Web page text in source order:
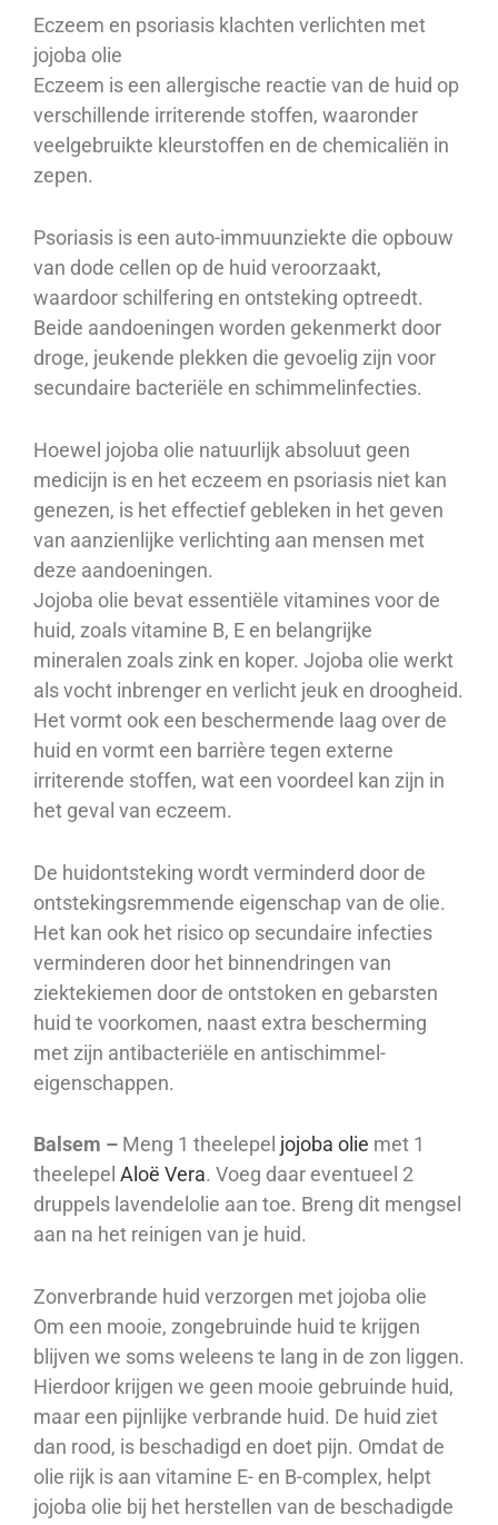
Eczeem en psoriasis klachten verlichten met
jojoba olie
Eczeem is een allergische reactie van de huid op
verschillende irriterende stoffen, waaronder
veelgebruikte kleurstoffen en de chemicaliën in
zepen.
Psoriasis is een auto-immuunziekte die opbouw
van dode cellen op de huid veroorzaakt,
waardoor schilfering en ontsteking optreedt.
Beide aandoeningen worden gekenmerkt door
droge, jeukende plekken die gevoelig zijn voor
secundaire bacteriële en schimmelinfecties.
Hoewel jojoba olie natuurlijk absoluut geen
medicijn is en het eczeem en psoriasis niet kan
genezen, is het effectief gebleken in het geven
van aanzienlijke verlichting aan mensen met
deze aandoeningen.
Jojoba olie bevat essentiële vitamines voor de
huid, zoals vitamine B, E en belangrijke
mineralen zoals zink en koper. Jojoba olie werkt
als vocht inbrenger en verlicht jeuk en droogheid.
Het vormt ook een beschermende laag over de
huid en vormt een barrière tegen externe
irriterende stoffen, wat een voordeel kan zijn in
het geval van eczeem.
De huidontsteking wordt verminderd door de
ontstekingsremmende eigenschap van de olie.
Het kan ook het risico op secundaire infecties
verminderen door het binnendringen van
ziektekiemen door de ontstoken en gebarsten
huid te voorkomen, naast extra bescherming
met zijn antibacteriële en antischimmel-
eigenschappen.
Balsem – Meng 1 theelepel jojoba olie met 1
theelepel Aloë Vera. Voeg daar eventueel 2
druppels lavendelolie aan toe. Breng dit mengsel
aan na het reinigen van je huid.
Zonverbrande huid verzorgen met jojoba olie
Om een mooie, zongebruinde huid te krijgen
blijven we soms weleens te lang in de zon liggen.
Hierdoor krijgen we geen mooie gebruinde huid,
maar een pijnlijke verbrande huid. De huid ziet
dan rood, is beschadigd en doet pijn. Omdat de
olie rijk is aan vitamine E- en B-complex, helpt
jojoba olie bij het herstellen van de beschadigde